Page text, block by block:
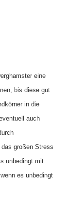
eine
bis diese gut
in die
auch
großen Stress
unbedingt mit
es unbedingt